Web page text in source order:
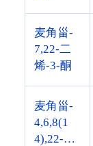
麦角甾-
7,22-二
烯-3-酮
麦角甾-
4,6,8(1
4),22-四